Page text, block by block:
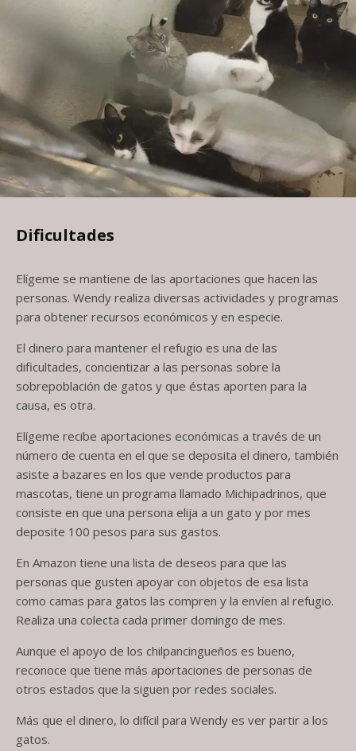
Dificultades
Elígeme se mantiene de las aportaciones que hacen las
personas. Wendy realiza diversas actividades y programas
para obtener recursos económicos y en especie.
El dinero para mantener el refugio es una de las
dificultades, concientizar a las personas sobre la
sobrepoblación de gatos y que éstas aporten para la
causa, es otra.
Elígeme recibe aportaciones económicas a través de un
número de cuenta en el que se deposita el dinero, también
asiste a bazares en los que vende productos para
mascotas, tiene un programa llamado Michipadrinos, que
consiste en que una persona elija a un gato y por mes
deposite 100 pesos para sus gastos.
En Amazon tiene una lista de deseos para que las
personas que gusten apoyar con objetos de esa lista
como camas para gatos las compren y la envíen al refugio.
Realiza una colecta cada primer domingo de mes.
Aunque el apoyo de los chilpancingueños es bueno,
reconoce que tiene más aportaciones de personas de
otros estados que la siguen por redes sociales.
Más que el dinero, lo difícil para Wendy es ver partir a los
gatos.